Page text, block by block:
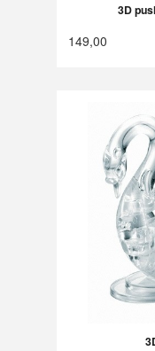
3D
149,00